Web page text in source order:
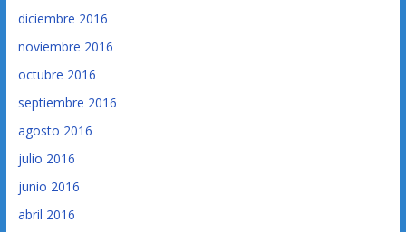
diciembre 2016
noviembre 2016
octubre 2016
septiembre 2016
agosto 2016
julio 2016
junio 2016
abril 2016